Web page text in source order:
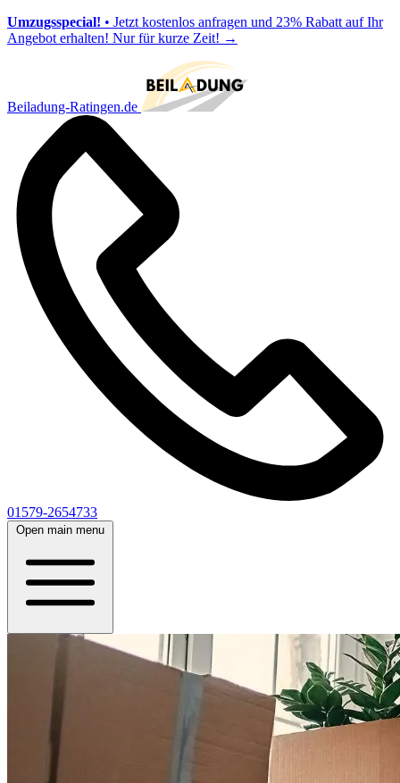
Umzugsspecial! • Jetzt kostenlos anfragen und 23% Rabatt auf Ihr
Angebot erhalten! Nur für kurze Zeit! →
Beiladung-Ratingen.de
01579-2654733
Open main menu